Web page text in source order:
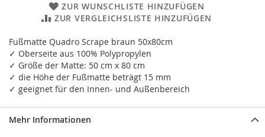
ZUR WUNSCHLISTE HINZUFÜGEN
ZUR VERGLEICHSLISTE HINZUFÜGEN
Fußmatte Quadro Scrape braun 50x80cm
✓ Oberseite aus 100% Polypropylen
✓ Größe der Matte: 50 cm x 80 cm
✓ die Höhe der Fußmatte beträgt 15 mm
✓ geeignet für den Innen- und Außenbereich
Mehr Informationen